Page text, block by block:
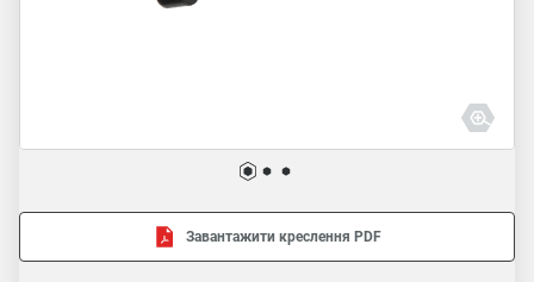
Завантажити креслення PDF